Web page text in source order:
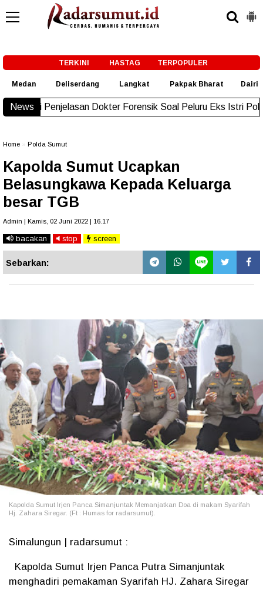
TERKINI HASTAG TERPOPULER
Medan Deliserdang Langkat Pakpak Bharat Dairi
News
Dokter Forensik Soal Peluru Eks Istri Polisi di Medan New!
Home Polda Sumut
Kapolda Sumut Ucapkan
Belasungkawa Kepada Keluarga
besar TGB
Admin | Kamis, 02 Juni 2022 | 16.17
bacakan stop screen
Sebarkan:
Kapolda Sumut Irjen Panca Simanjuntak Memanjatkan Doa di makam Syarifah
Hj. Zahara Siregar. (Ft : Humas for radarsumut).
Simalungun | radarsumut :
Kapolda Sumut Irjen Panca Putra Simanjuntak
menghadiri pemakaman Syarifah HJ. Zahara Siregar